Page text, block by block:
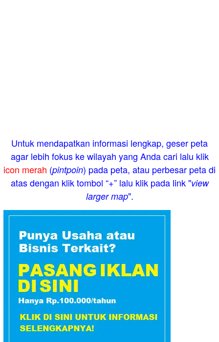
Untuk mendapatkan informasi lengkap, geser peta
agar lebih fokus ke wilayah yang Anda cari lalu klik
icon merah (pintpoin) pada peta, atau perbesar peta di
atas dengan klik tombol “+” lalu klik pada link "view
larger map".